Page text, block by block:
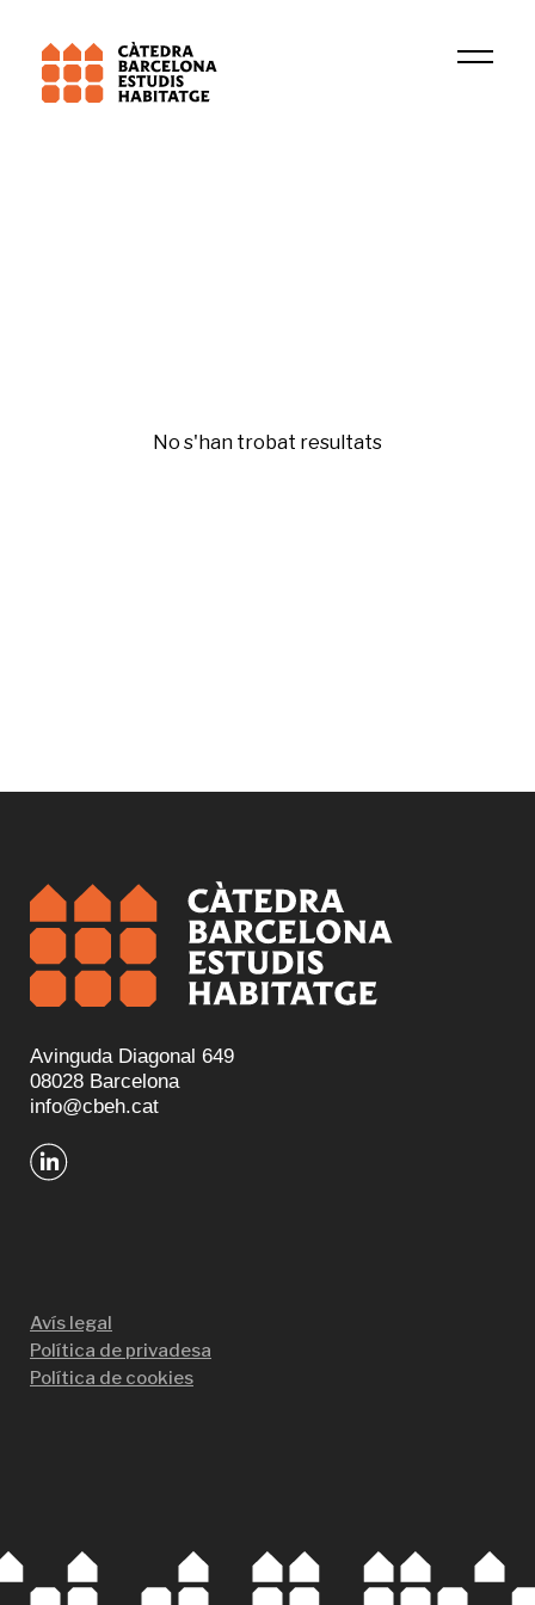
No s'han trobat resultats
Avinguda Diagonal 649
08028 Barcelona
info@cbeh.cat
Avís legal
Política de privadesa
Política de cookies